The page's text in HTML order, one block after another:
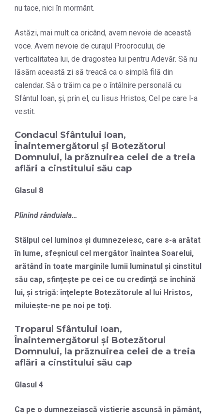
nu tace, nici în mormânt.
Astăzi, mai mult ca oricând, avem nevoie de această
voce. Avem nevoie de curajul Proorocului, de
verticalitatea lui, de dragostea lui pentru Adevăr. Să nu
lăsăm această zi să treacă ca o simplă filă din
calendar. Să o trăim ca pe o întâlnire personală cu
Sfântul Ioan, și, prin el, cu Iisus Hristos, Cel pe care l-a
vestit.
Condacul Sfântului Ioan,
Înaintemergătorul şi Botezătorul
Domnului, la prăznuirea celei de a treia
aflări a cinstitului său cap
Glasul 8
Plinind rânduiala…
Stâlpul cel luminos şi dumnezeiesc, care s-a arătat
în lume, sfeşnicul cel mergător înaintea Soarelui,
arătând în toate marginile lumii luminatul şi cinstitul
său cap, sfinţeşte pe cei ce cu credinţă se închină
lui, şi strigă: înţelepte Botezătorule al lui Hristos,
miluieşte-ne pe noi pe toţi.
Troparul Sfântului Ioan,
Înaintemergătorul şi Botezătorul
Domnului, la prăznuirea celei de a treia
aflări a cinstitului său cap
Glasul 4
Ca pe o dumnezeiască vistierie ascunsă în pământ,